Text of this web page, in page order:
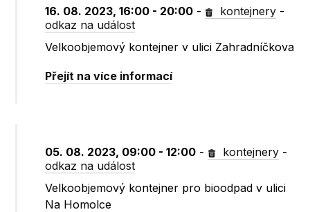
16. 08. 2023, 16:00 - 20:00 - kontejnery -
odkaz na událost
Velkoobjemový kontejner v ulici Zahradníčkova
Přejít na více informací
05. 08. 2023, 09:00 - 12:00 - kontejnery -
odkaz na událost
Velkoobjemový kontejner pro bioodpad v ulici
Na Homolce